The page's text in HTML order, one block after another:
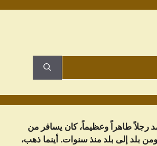
طاهراً وعظيماً، كان يسافر من
بلد إلى بلد منذ سنوات. أينما ذهب،